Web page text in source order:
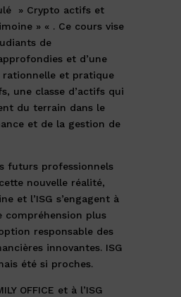
» Crypto actifs et
» « . Ce cours vise
de
et d’une
rationnelle et pratique
une classe d’actifs qui
du terrain dans le
et de la gestion de
futurs professionnels
nouvelle réalité,
et l’ISG s’engagent à
compréhension plus
responsable des
innovantes. ISG
été si proches.
OFFICE et à l’ISG